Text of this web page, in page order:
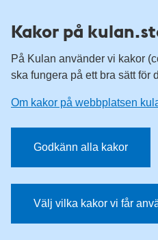
Kakor på
På Kulan använder vi kakor
ska fungera på ett bra sätt för
Om kakor på webbplatsen
Godkänn alla kakor
Välj vilka kakor vi får